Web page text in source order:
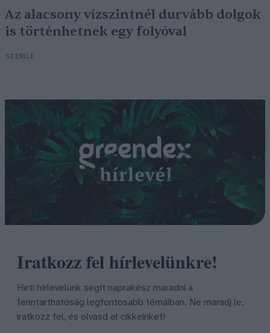
Az alacsony vízszintnél durvább dolgok
is történhetnek egy folyóval
SZEMLE
Iratkozz fel hírlevelünkre!
Heti hírlevelünk segít naprakész maradni a
fenntarthatóság legfontosabb témáiban. Ne maradj le,
iratkozz fel, és olvasd el cikkeinket!